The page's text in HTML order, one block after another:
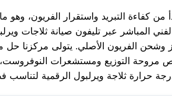
من كفاءة التبريد واستقرار الفريون،
المباشر عبر تليفون صيانة ثلاجات
وشحن الفريون الأصلي. يتولى مركزنا
مروحة التوزيع ومستشعرات